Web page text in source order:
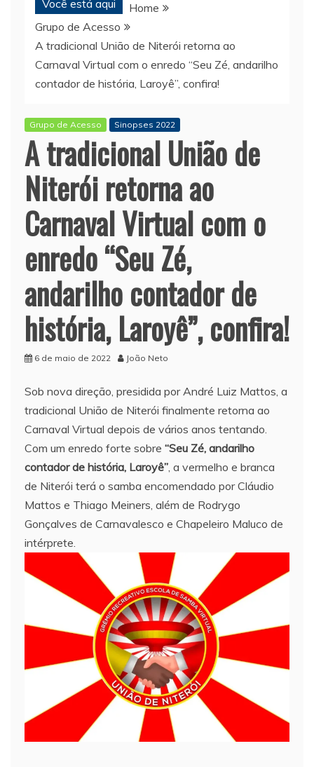
Você está aqui
Home
Grupo de Acesso
A tradicional União de Niterói retorna ao
Carnaval Virtual com o enredo “Seu Zé, andarilho
contador de história, Laroyê”, confira!
Grupo de Acesso Sinopses 2022
A tradicional União de
Niterói retorna ao
Carnaval Virtual com o
enredo “Seu Zé,
andarilho contador de
história, Laroyê”, confira!
6 de maio de 2022 João Neto
Sob nova direção, presidida por André Luiz Mattos, a
tradicional União de Niterói finalmente retorna ao
Carnaval Virtual depois de vários anos tentando.
Com um enredo forte sobre “Seu Zé, andarilho
contador de história, Laroyê”, a vermelho e branca
de Niterói terá o samba encomendado por Cláudio
Mattos e Thiago Meiners, além de Rodrygo
Gonçalves de Carnavalesco e Chapeleiro Maluco de
intérprete.